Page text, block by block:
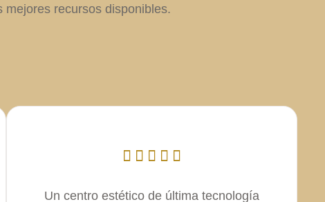
recursos disponibles.
Un centro estético de última tecnología